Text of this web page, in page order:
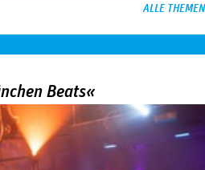
ALLE THEMEN
Beats«